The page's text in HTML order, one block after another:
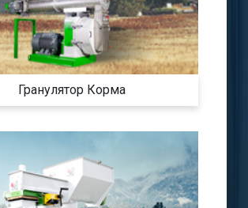
Гранулятор Корма